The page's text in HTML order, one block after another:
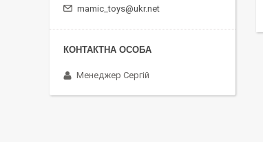
mamic_toys@ukr.net
Менеджер Сергій